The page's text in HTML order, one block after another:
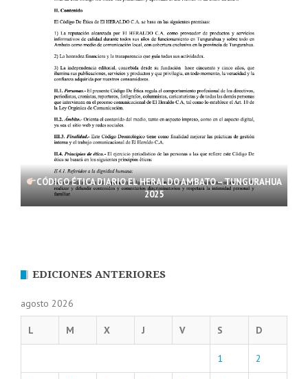
CÓDIGO ÉTICA DIARIO EL HERALDO AMBATO – TUNGURAHUA
2025
EDICIONES ANTERIORES
agosto 2026
L M X J V S D
1 2